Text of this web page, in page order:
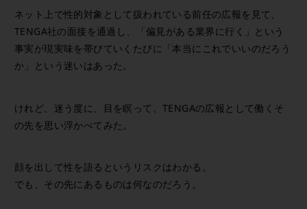
ネット上で性的対象として扱われている前任の広報を見て、
TENGA社の面接を通過し、「偏見がある業界に行く」という
事実が現実味を帯びていくたびに「本当にこれでいいのだろう
か」という迷いはあった。
けれど、迷う度に、目を瞑って、TENGAの広報として働くそ
の先を思い浮かべてみた。
顔を出して性を語るというリスクはわかる。
でも、その先にあるものは何なのだろう。